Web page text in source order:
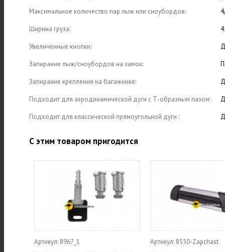
Максимальное количество пар лыж или сноубордов:
Ширина груза:
Увеличенные кнопки:
Запирание лыж/сноубордов на замок:
Запирание крепления на багажнике:
Подходит для аэродинамической дуги с Т-образным пазом:
Подходит для классической прямоугольной дуги :
С этим товаром пригодится
Артикул: 8967_1 Артикул: 8550-Zapchast